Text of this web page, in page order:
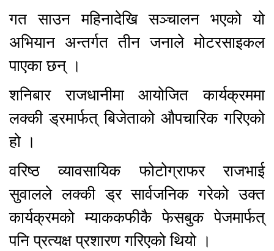
गत साउन महिनादेखि सञ्चालन भएको यो
अभियान अन्तर्गत तीन जनाले मोटरसाइकल
पाएका छन् ।
शनिबार राजधानीमा आयोजित कार्यक्रममा
लक्की ड्रमार्फत् बिजेताको औपचारिक गरिएको
हो ।
वरिष्ठ व्यावसायिक फोटोग्राफर राजभाई
सुवालले लक्की ड्र सार्वजनिक गरेको उक्त
कार्यक्रमको म्याककफीकै फेसबुक पेजमार्फत्
पनि प्रत्यक्ष प्रशारण गरिएको थियो ।